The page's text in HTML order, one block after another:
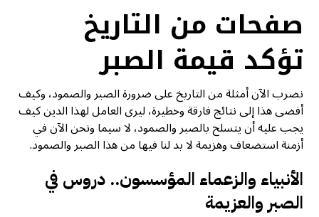
صفحات من التاريخ
تؤكد قيمة الصبر
نضرب الآن أمثلة من التاريخ على ضرورة الصبر والصمود، وكيف
أفضى هذا إلى نتائج فارقة وخطيرة، ليرى العامل لهذا الدين كيف
يجب عليه أن يتسلح بالصبر والصمود، لا سيما ونحن الآن في
أزمنة استضعاف وهزيمة لا بد لنا فيها من هذا الصبر والصمود.
الأنبياء والزعماء المؤسسون.. دروس في
الصبر والعزيمة